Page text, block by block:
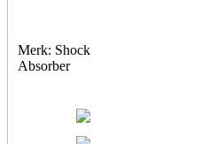
Merk: Shock
Absorber